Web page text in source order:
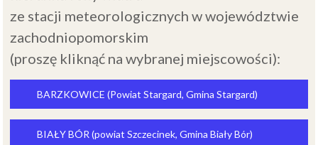
ze stacji meteorologicznych w województwie
zachodniopomorskim
(proszę kliknąć na wybranej miejscowości):
BARZKOWICE (Powiat Stargard, Gmina Stargard)
BIAŁY BÓR (powiat Szczecinek, Gmina Biały Bór)